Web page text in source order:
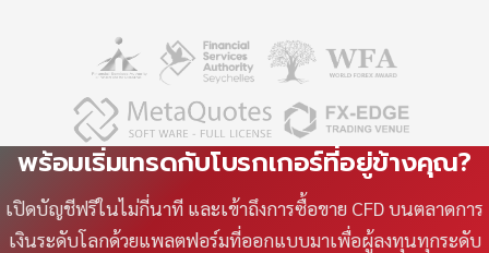
พร้อมเริ่มเทรดกับโบรกเกอร์ที่อยู่ข้างคุณ?
เปิดบัญชีฟรีในไม่กี่นาที และเข้าถึงการซื้อขาย CFD บนตลาดการ
เงินระดับโลกด้วยแพลตฟอร์มที่ออกแบบมาเพื่อผู้ลงทุนทุกระดับ